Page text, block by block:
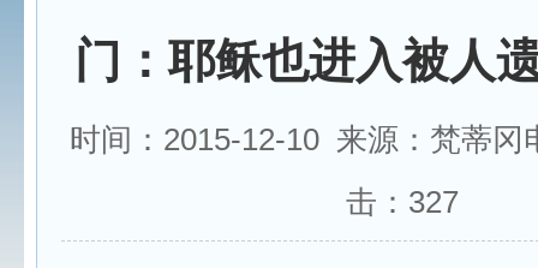
门：耶稣也进入被人
时间：2015-12-10 来源：梵蒂
击： 327